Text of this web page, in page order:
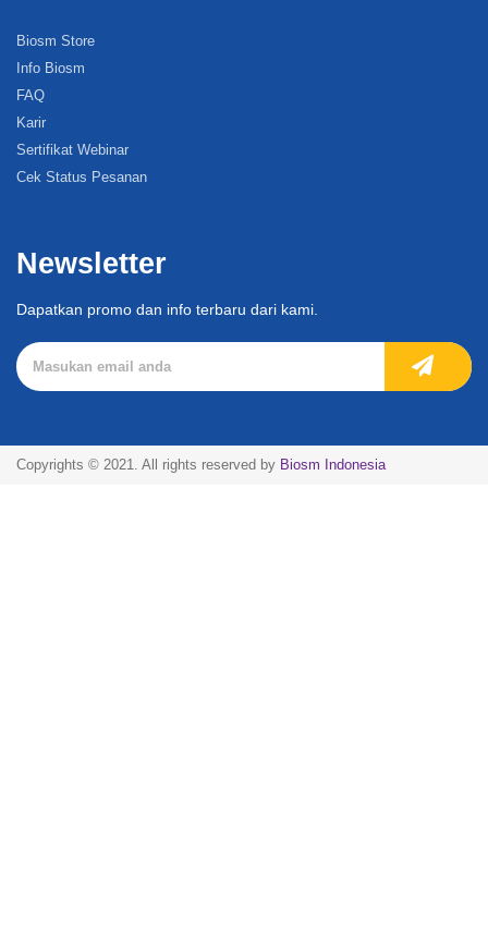
Biosm Store
Info Biosm
FAQ
Karir
Sertifikat Webinar
Cek Status Pesanan
Newsletter
Dapatkan promo dan info terbaru dari kami.
Copyrights © 2021. All rights reserved by Biosm Indonesia